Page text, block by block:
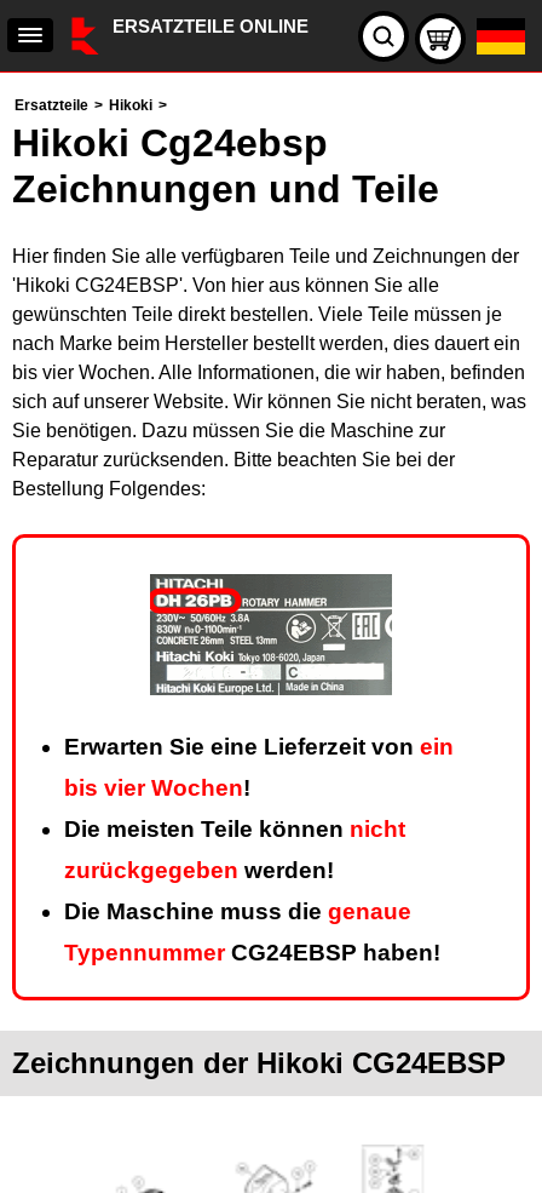
ERSATZTEILE ONLINE
Ersatzteile > Hikoki >
Hikoki Cg24ebsp
Zeichnungen und Teile
Hier finden Sie alle verfügbaren Teile und Zeichnungen der
'Hikoki CG24EBSP'. Von hier aus können Sie alle
gewünschten Teile direkt bestellen. Viele Teile müssen je
nach Marke beim Hersteller bestellt werden, dies dauert ein
bis vier Wochen. Alle Informationen, die wir haben, befinden
sich auf unserer Website. Wir können Sie nicht beraten, was
Sie benötigen. Dazu müssen Sie die Maschine zur
Reparatur zurücksenden. Bitte beachten Sie bei der
Bestellung Folgendes:
Erwarten Sie eine Lieferzeit von ein
bis vier Wochen!
Die meisten Teile können nicht
zurückgegeben werden!
Die Maschine muss die genaue
TypennummerCG24EBSP haben!
Zeichnungen der Hikoki CG24EBSP